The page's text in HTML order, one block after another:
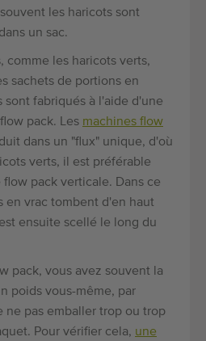
les haricots sont
un sac.
comme les haricots verts,
sachets de portions en
sont fabriqués à l'aide d'une
pack. Les machines flow
dans un "flux" unique, d'où
verts, il est préférable
pack verticale. Dans ce
en vrac tombent d'en haut
ensuite scellé le long du
pack, vous avez souvent la
poids vous-même, par
ne pas emballer trop ou trop
Pour vérifier cela, une